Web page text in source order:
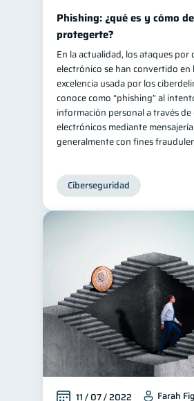
Phishing: ¿qué es y cómo
protegerte?
En la actualidad, los ataques por
electrónico se han convertido en
excelencia usada por los
conoce como “phishing” al
información personal a través
electrónicos mediante
generalmente con fines
Ciberseguridad
11 / 07 / 2022 Farah